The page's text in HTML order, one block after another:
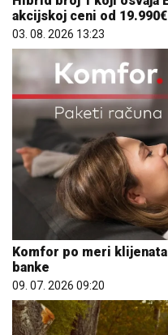
Komfor po meri
banke
09. 07. 2026 09:20